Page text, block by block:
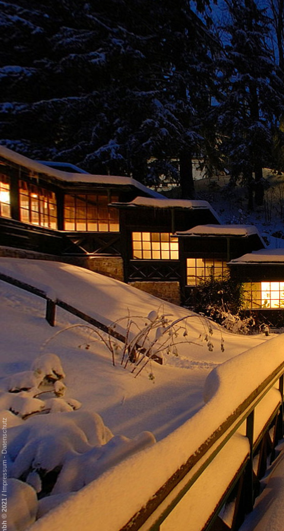
/
Impressum
-
Datenschutz